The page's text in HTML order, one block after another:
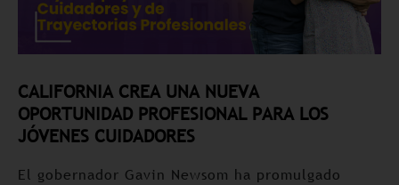
CALIFORNIA CREA UNA NUEVA
OPORTUNIDAD PROFESIONAL PARA LOS
JÓVENES CUIDADORES
El gobernador Gavin Newsom ha promulgado